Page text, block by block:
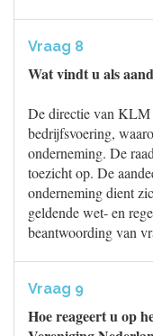
Vraag 8
Wat vindt u als
De directie van KLM
bedrijfsvoering,
onderneming. De
toezicht op. De
onderneming dient
geldende wet- en
beantwoording van
Vraag 9
Hoe reageert u op